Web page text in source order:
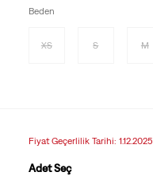
Beden
XS S M
Fiyat Geçerlilik Tarihi:
Adet Seç